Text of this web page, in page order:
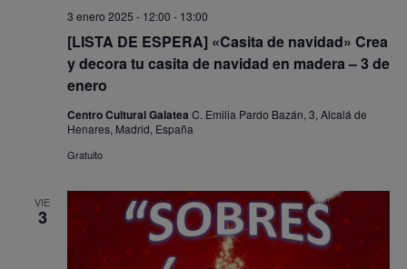
[LISTA DE ESPERA] «Casita de navidad» Crea
y decora tu casita de navidad en madera – 3 de
enero
3 enero 2025 - 12:00 - 13:00
Centro Cultural Galatea C. Emilia Pardo Bazán, 3, Alcalá de
Henares, Madrid, España
Gratuito
VIE
3